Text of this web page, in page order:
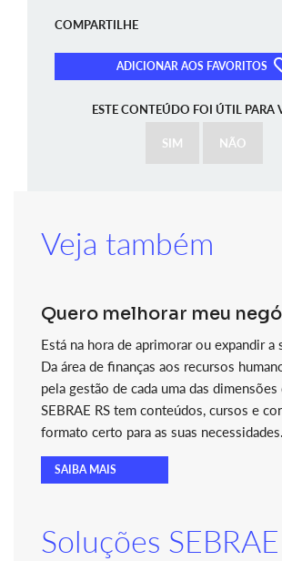
COMPARTILHE
ADICIONAR AOS FAVORITOS
ESTE CONTEÚDO FOI ÚTIL PARA
SIM NÃO
Veja também
Quero melhorar meu
Está na hora de aprimorar ou expandir a
Da área de finanças aos recursos
pela gestão de cada uma das
SEBRAE RS tem conteúdos, cursos e
formato certo para as suas necessidades.
SAIBA MAIS
Soluções SEBRAE